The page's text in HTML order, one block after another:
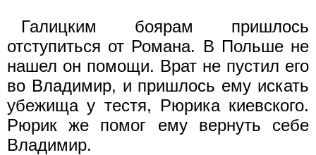
Галицким боярам пришлось
отступиться от Романа. В Польше не
нашел он помощи. Врат не пустил его
во Владимир, и пришлось ему искать
убежища у тестя, Рюрика киевского.
Рюрик же помог ему вернуть себе
Владимир.